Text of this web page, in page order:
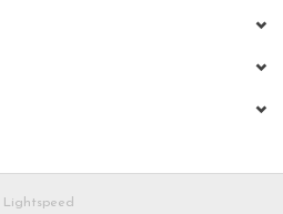
Lightspeed